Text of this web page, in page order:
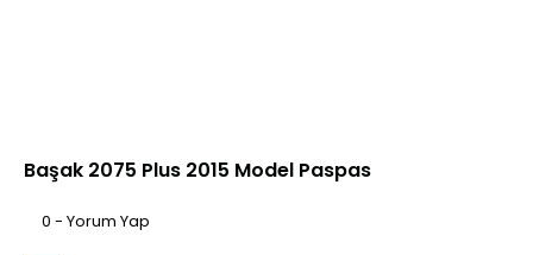
Başak 2075 Plus 2015 Model Paspas
0 - Yorum Yap